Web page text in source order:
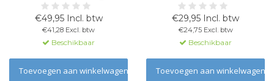
€49,95 Incl. btw
€41,28 Excl. btw
Beschikbaar
Toevoegen aan winkelwagen
€29,95 Incl. btw
€24,75 Excl. btw
Beschikbaar
Toevoegen aan winkelwagen